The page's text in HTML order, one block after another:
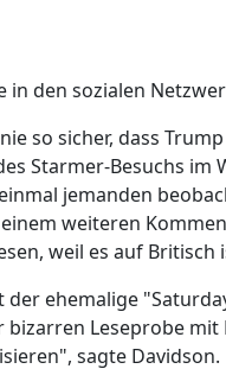
in den sozialen
so sicher, dass
Starmer-Besuchs im
jemanden
weiteren
weil es auf
der ehemalige
bizarren Leseprobe
sagte Davidson.